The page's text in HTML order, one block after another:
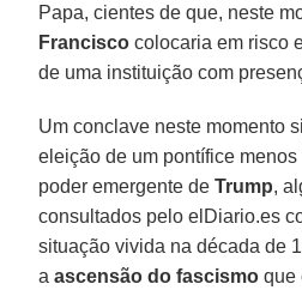
Papa, cientes de que, neste
Francisco colocaria em risco
de uma instituição com
Um conclave neste momento
eleição de um pontífice
poder emergente deTrump,
consultados pelo elDiario.es
situação vivida na década de
aascensão do fascismo que